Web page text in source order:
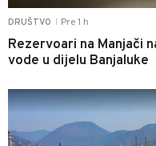
DRUŠTVO Pre 1 h
Rezervoari na Manjači
vode u dijelu Banjaluke